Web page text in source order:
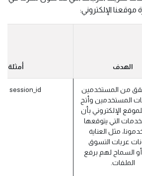
موقعنا الإلكتروني:
الهدف أمثلة
من المستخدمين
المستخدمين وأتح
الإلكتروني بأن
التي يتوقعها
مثل العناية
عربات التسوق
السماح لهم برفع
الملفات.
session_id (أودو)